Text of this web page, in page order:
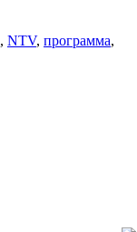
, NTV, программа,